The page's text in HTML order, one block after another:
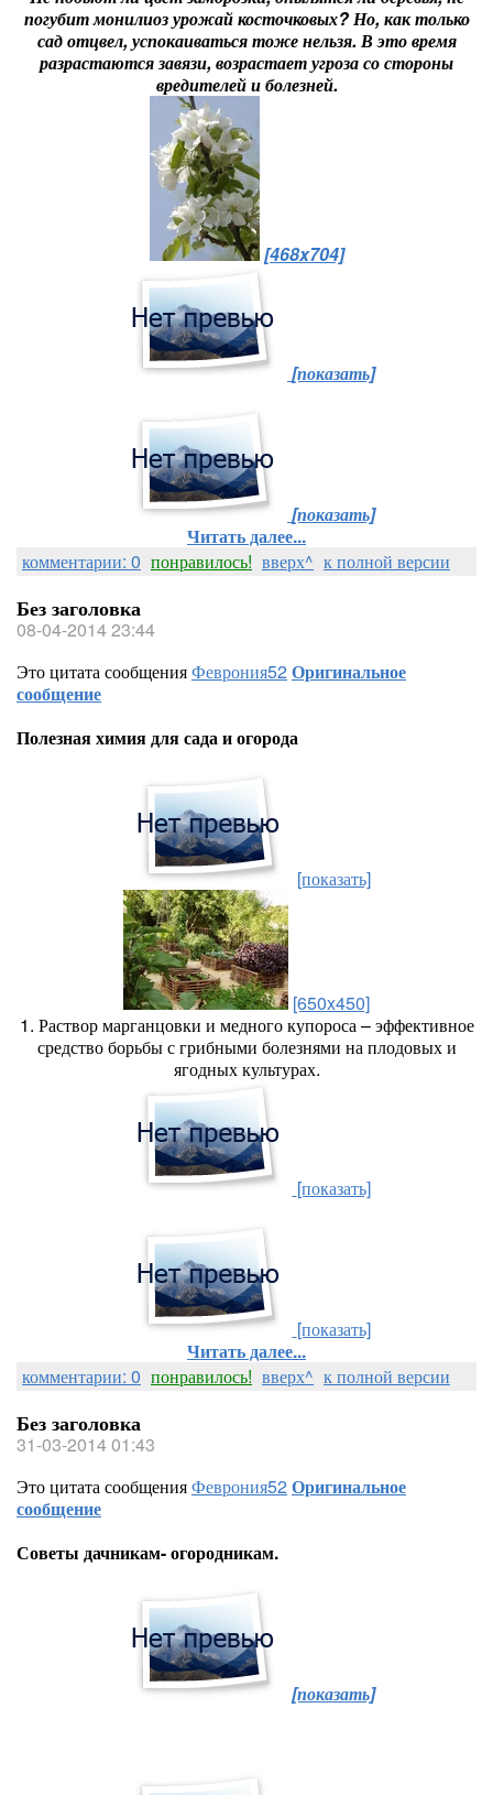
погубит монилиоз урожай косточковых? Но, как только
сад отцвел, успокаиваться тоже нельзя. В это время
разрастаются завязи, возрастает угроза со стороны
вредителей и болезней.
[468x704]
[показать]
[показать]
Читать далее...
комментарии: 0 понравилось! вверх^ к полной версии
Без заголовка
08-04-2014 23:44
Это цитата сообщенияФеврония52Оригинальное
сообщение
Полезная химия для сада и огорода
[показать]
[650x450]
1. Раствор марганцовки и медного купороса – эффективное
средство борьбы с грибными болезнями на плодовых и
ягодных культурах.
[показать]
[показать]
Читать далее...
комментарии: 0 понравилось! вверх^ к полной версии
Без заголовка
31-03-2014 01:43
Это цитата сообщенияФеврония52Оригинальное
сообщение
Советы дачникам- огородникам.
[показать]